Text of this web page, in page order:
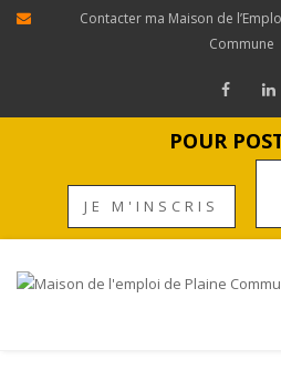
Contacter ma Maison de
Commune
POUR
JE M'INSCRIS